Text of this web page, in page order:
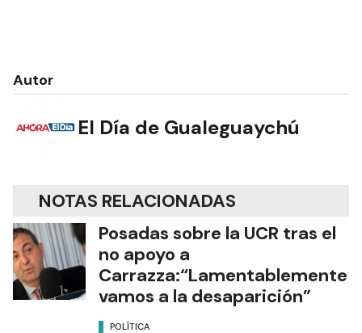
Autor
El Día de Gualeguaychú
NOTAS RELACIONADAS
Posadas sobre la UCR tras el
no apoyo a
Carrazza:“Lamentablemente
vamos a la desaparición”
POLÍTICA